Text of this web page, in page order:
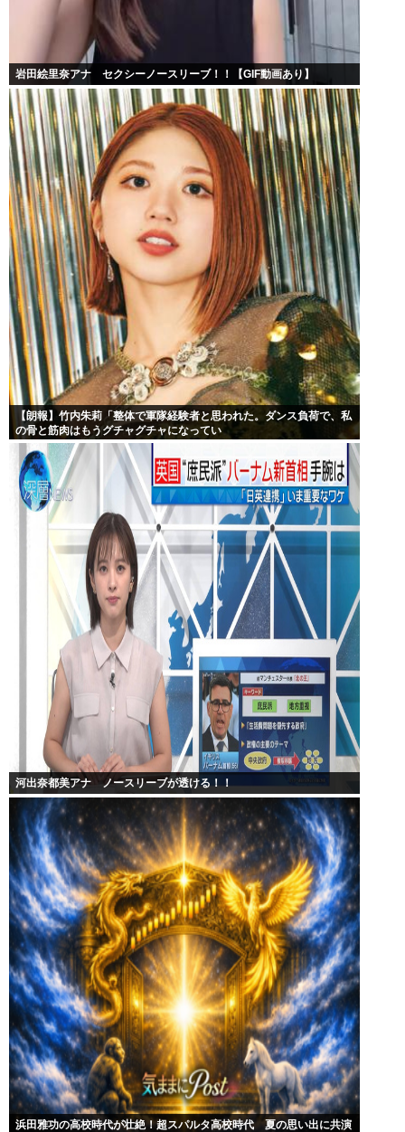
岩田絵里奈アナ セクシーノースリーブ！！【GIF動画あり】
【朗報】竹内朱莉「整体で軍隊経験者と思われた。ダンス負荷で、私
の骨と筋肉はもうグチャグチャになってい
河出奈都美アナ ノースリーブが透ける！！
浜田雅功の高校時代が壮絶！超スパルタ高校時代 夏の思い出に共演